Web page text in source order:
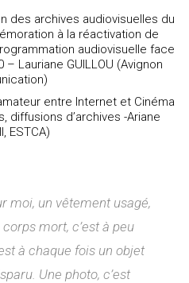
des archives audiovisuelles du
à la réactivation de
audiovisuelle face
– Lauriane GUILLOU (Avignon
entre Internet et Cinéma
diffusions d’archives -Ariane
ESTCA)
moi, un vêtement usagé,
mort, c’est à peu
à chaque fois un objet
Une photo, c’est